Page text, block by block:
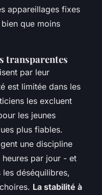
appareillages fixes
que moins
transparentes
par leur
est limitée dans les
les excluent
les jeunes
plus fiables.
une discipline
par jour - et
déséquilibres,
La stabilité à